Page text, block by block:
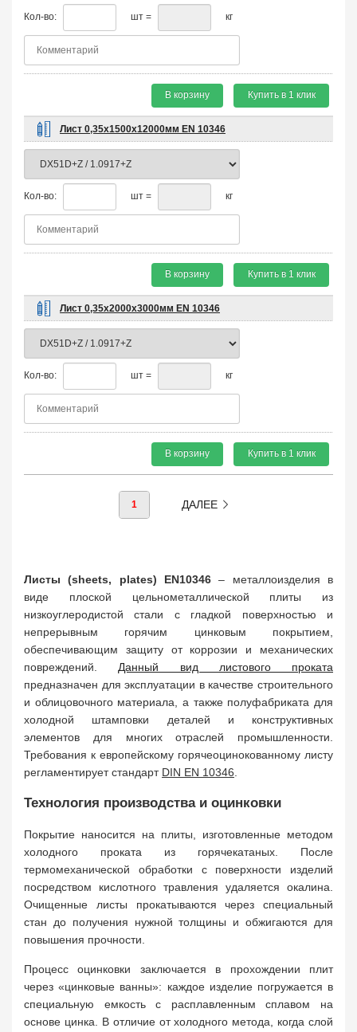
Кол-во: шт = кг
В корзину Купить в 1 клик
Лист 0,35х1500х12000мм EN 10346
Кол-во: шт = кг
В корзину Купить в 1 клик
Лист 0,35х2000х3000мм EN 10346
Кол-во: шт = кг
В корзину Купить в 1 клик
1 ДАЛЕЕ
Листы (sheets, plates) EN10346 – металлоизделия в
виде плоской цельнометаллической плиты из
низкоуглеродистой стали с гладкой поверхностью и
непрерывным горячим цинковым покрытием,
обеспечивающим защиту от коррозии и механических
повреждений. Данный вид листового проката
предназначен для эксплуатации в качестве строительного
и облицовочного материала, а также полуфабриката для
холодной штамповки деталей и конструктивных
элементов для многих отраслей промышленности.
Требования к европейскому горячеоцинокованному листу
регламентирует стандарт DIN EN 10346
Технология производства и оцинковки
Покрытие наносится на плиты, изготовленные методом
холодного проката из горячекатаных. После
термомеханической обработки с поверхности изделий
посредством кислотного травления удаляется окалина.
Очищенные листы прокатываются через специальный
стан до получения нужной толщины и обжигаются для
повышения прочности.
Процесс оцинковки заключается в прохождении плит
через «цинковые ванны»: каждое изделие погружается в
специальную емкость с расплавленным сплавом на
основе цинка. В отличие от холодного метода, когда слой